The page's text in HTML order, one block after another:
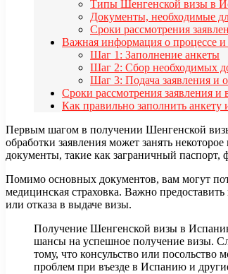
Типы Шенгенской визы в
Документы, необходимые
Сроки рассмотрения
Важная информация о процессе
Шаг 1: Заполнение анкеты
Шаг 2: Сбор необходимых
Шаг 3: Подача заявления и
Сроки рассмотрения заявления
Как правильно заполнить анкету
Первым шагом в получении Шенгенской визы
обработки заявления может занять
документы, такие как заграничный паспорт,
Помимо основных документов, вам могут
медицинская страховка. Важно
или отказа в выдаче визы.
Получение Шенгенской визы в
шансы на успешное получение визы.
тому, что консульство или
проблем при въезде в Испанию и